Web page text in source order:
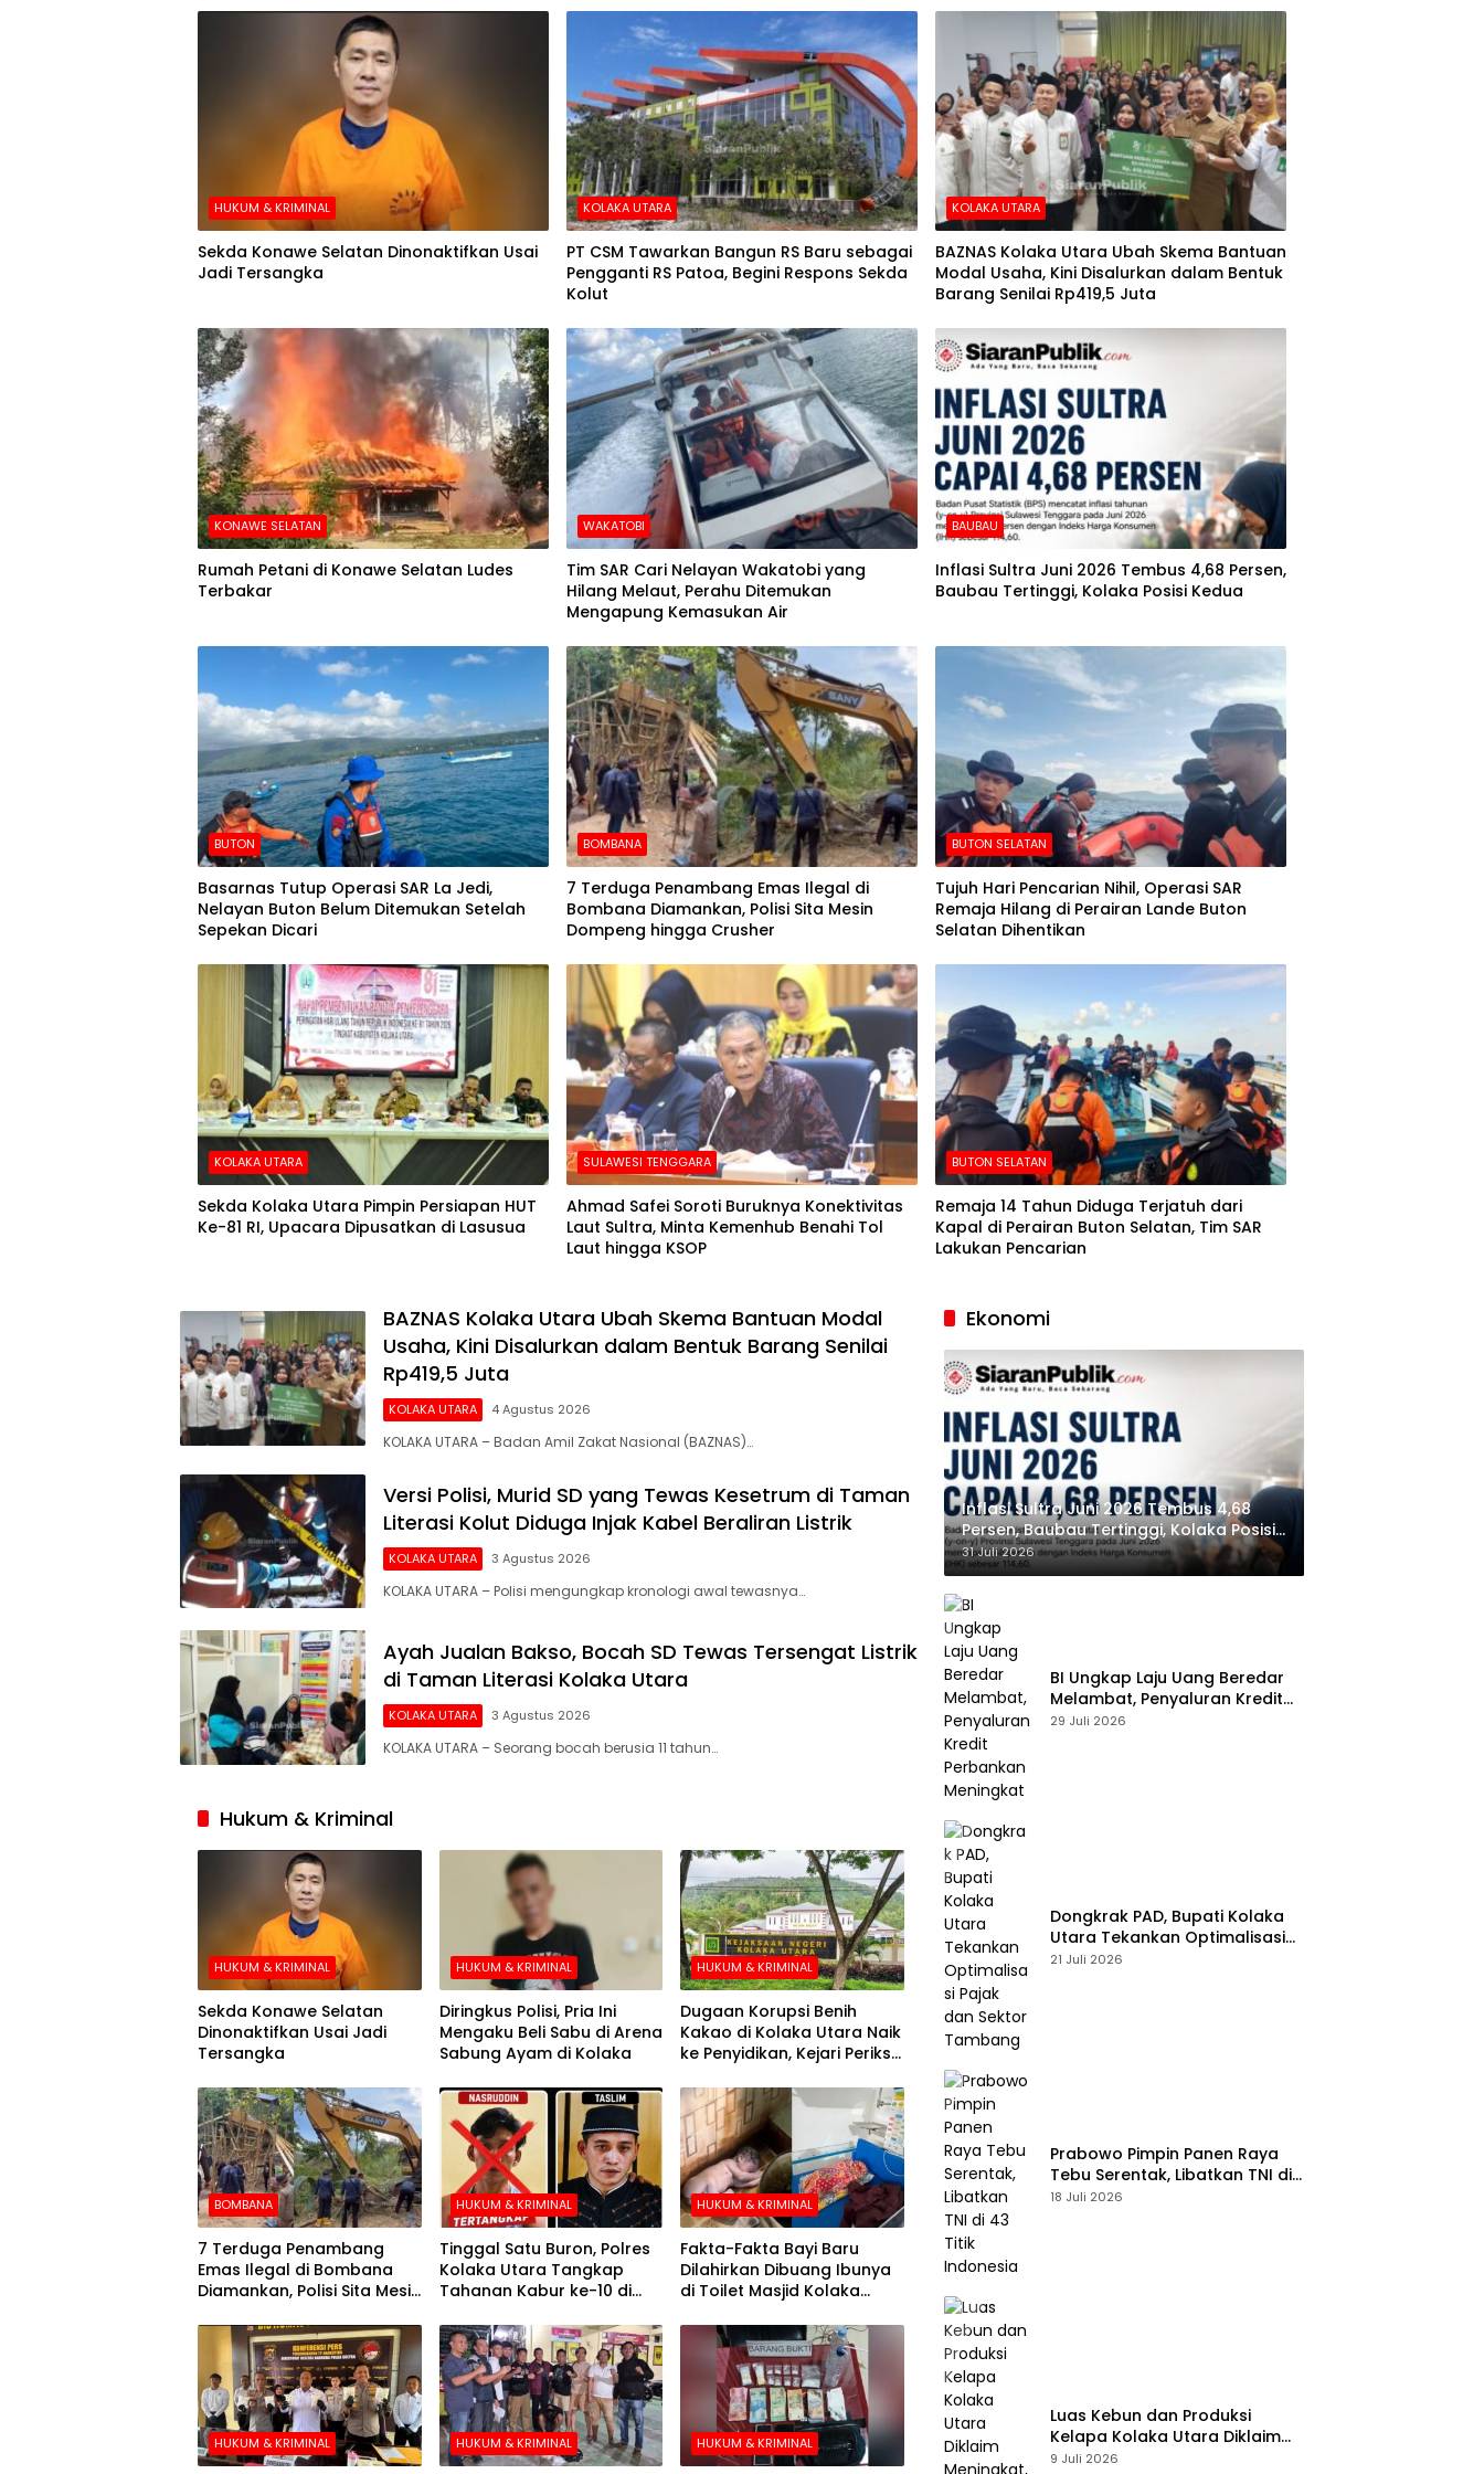
HUKUM & KRIMINAL
Sekda Konawe Selatan Dinonaktifkan Usai
Jadi Tersangka
KOLAKA UTARA
PT CSM Tawarkan Bangun RS Baru sebagai
Pengganti RS Patoa, Begini Respons Sekda
Kolut
KOLAKA UTARA
BAZNAS Kolaka Utara Ubah Skema Bantuan
Modal Usaha, Kini Disalurkan dalam Bentuk
Barang Senilai Rp419,5 Juta
KONAWE SELATAN
Rumah Petani di Konawe Selatan Ludes
Terbakar
WAKATOBI
Tim SAR Cari Nelayan Wakatobi yang
Hilang Melaut, Perahu Ditemukan
Mengapung Kemasukan Air
BAUBAU
Inflasi Sultra Juni 2026 Tembus 4,68 Persen,
Baubau Tertinggi, Kolaka Posisi Kedua
BUTON
Basarnas Tutup Operasi SAR La Jedi,
Nelayan Buton Belum Ditemukan Setelah
Sepekan Dicari
BOMBANA
7 Terduga Penambang Emas Ilegal di
Bombana Diamankan, Polisi Sita Mesin
Dompeng hingga Crusher
BUTON SELATAN
Tujuh Hari Pencarian Nihil, Operasi SAR
Remaja Hilang di Perairan Lande Buton
Selatan Dihentikan
KOLAKA UTARA
Sekda Kolaka Utara Pimpin Persiapan HUT
Ke-81 RI, Upacara Dipusatkan di Lasusua
SULAWESI TENGGARA
Ahmad Safei Soroti Buruknya Konektivitas
Laut Sultra, Minta Kemenhub Benahi Tol
Laut hingga KSOP
BUTON SELATAN
Remaja 14 Tahun Diduga Terjatuh dari
Kapal di Perairan Buton Selatan, Tim SAR
Lakukan Pencarian
BAZNAS Kolaka Utara Ubah Skema Bantuan Modal
Usaha, Kini Disalurkan dalam Bentuk Barang Senilai
Rp419,5 Juta
KOLAKA UTARA 4 Agustus 2026
KOLAKA UTARA – Badan Amil Zakat Nasional (BAZNAS)…
Versi Polisi, Murid SD yang Tewas Kesetrum di Taman
Literasi Kolut Diduga Injak Kabel Beraliran Listrik
KOLAKA UTARA 3 Agustus 2026
KOLAKA UTARA – Polisi mengungkap kronologi awal tewasnya…
Ayah Jualan Bakso, Bocah SD Tewas Tersengat Listrik
di Taman Literasi Kolaka Utara
KOLAKA UTARA 3 Agustus 2026
KOLAKA UTARA – Seorang bocah berusia 11 tahun…
Hukum & Kriminal
HUKUM & KRIMINAL
Sekda Konawe Selatan
Dinonaktifkan Usai Jadi
Tersangka
HUKUM & KRIMINAL
Diringkus Polisi, Pria Ini
Mengaku Beli Sabu di Arena
Sabung Ayam di Kolaka
HUKUM & KRIMINAL
Dugaan Korupsi Benih
Kakao di Kolaka Utara Naik
ke Penyidikan, Kejari Periksa
BOMBANA
7 Terduga Penambang
Emas Ilegal di Bombana
Diamankan, Polisi Sita Mesin
HUKUM & KRIMINAL
Tinggal Satu Buron, Polres
Kolaka Utara Tangkap
Tahanan Kabur ke-10 di
HUKUM & KRIMINAL
Fakta-Fakta Bayi Baru
Dilahirkan Dibuang Ibunya
di Toilet Masjid Kolaka
HUKUM & KRIMINAL HUKUM & KRIMINAL HUKUM & KRIMINAL
Ekonomi
Inflasi Sultra Juni 2026 Tembus 4,68
Persen, Baubau Tertinggi, Kolaka Posisi
Kedua
31 Juli 2026
BI Ungkap Laju Uang Beredar
Melambat, Penyaluran Kredit
Perbankan Meningkat
29 Juli 2026
Dongkrak PAD, Bupati Kolaka
Utara Tekankan Optimalisasi
Pajak dan Sektor Tambang
21 Juli 2026
Prabowo Pimpin Panen Raya
Tebu Serentak, Libatkan TNI di
43 Titik Indonesia
18 Juli 2026
Luas Kebun dan Produksi
Kelapa Kolaka Utara Diklaim
Meningkat, Pemda Tawarkan
9 Juli 2026